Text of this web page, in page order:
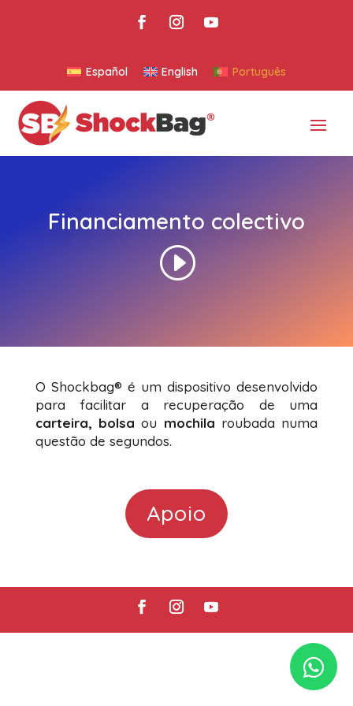
Español English Português
Financiamento colectivo
O Shockbag® é um dispositivo desenvolvido
para facilitar a recuperação de uma
carteira, bolsa ou mochila roubada numa
questão de segundos.
Apoio